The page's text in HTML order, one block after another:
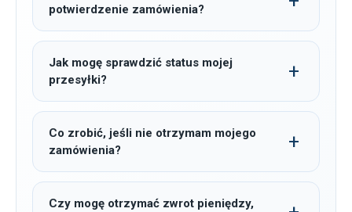
potwierdzenie zamówienia?
Jak mogę sprawdzić status mojej
przesyłki?
Co zrobić, jeśli nie otrzymam mojego
zamówienia?
Czy mogę otrzymać zwrot pieniędzy,